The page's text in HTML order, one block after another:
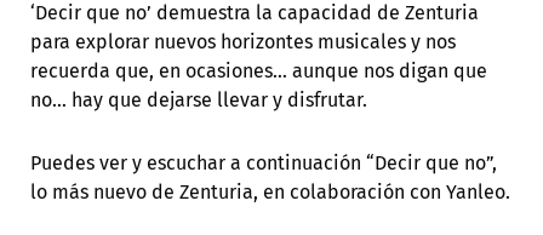
‘Decir que no’ demuestra la capacidad de Zenturia
para explorar nuevos horizontes musicales y nos
recuerda que, en ocasiones… aunque nos digan que
no… hay que dejarse llevar y disfrutar.
Puedes ver y escuchar a continuación “Decir que no”,
lo más nuevo de Zenturia, en colaboración con Yanleo.